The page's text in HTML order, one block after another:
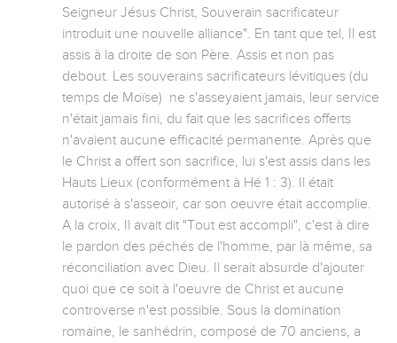
Seigneur Jésus Christ, Souverain sacrificateur
introduit une nouvelle alliance". En tant que tel, Il est
assis à la droite de son Père. Assis et non pas
debout. Les souverains sacrificateurs lévitiques (du
temps de Moïse)  ne s'asseyaient jamais, leur service
n'était jamais fini, du fait que les sacrifices offerts
n'avaient aucune efficacité permanente. Après que
le Christ a offert son sacrifice, lui s'est assis dans les
Hauts Lieux (conformément à Hé 1 : 3). Il était
autorisé à s'asseoir, car son oeuvre était accomplie.
A la croix, Il avait dit "Tout est accompli", c'est à dire
le pardon des péchés de l'homme, par là même, sa
réconciliation avec Dieu. Il serait absurde d'ajouter
quoi que ce soit à l'oeuvre de Christ et aucune
controverse n'est possible. Sous la domination
romaine, le sanhédrin, composé de 70 anciens, a